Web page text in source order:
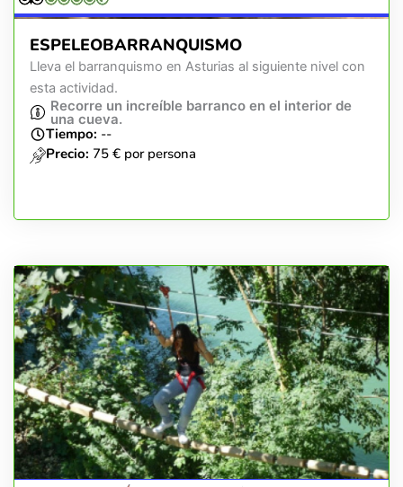
ESPELEOBARRANQUISMO
Lleva el barranquismo en Asturias al siguiente nivel con
esta actividad.
Recorre un increíble barranco en el interior de
una cueva.
Tiempo: --
Precio: 75 € por persona